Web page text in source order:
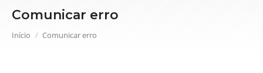
Comunicar erro
Você está aqui:
Início Comunicar erro